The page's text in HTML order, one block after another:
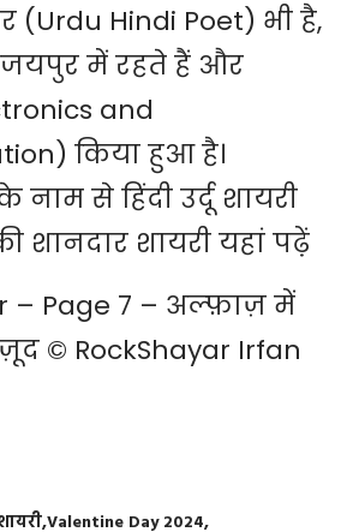
(Urdu Hindi Poet) भी है,
जयपुर में रहते हैं और
and
किया हुआ है।
नाम से हिंदी उर्दू शायरी
शानदार शायरी यहां पढ़ें
Valentine Day 2024